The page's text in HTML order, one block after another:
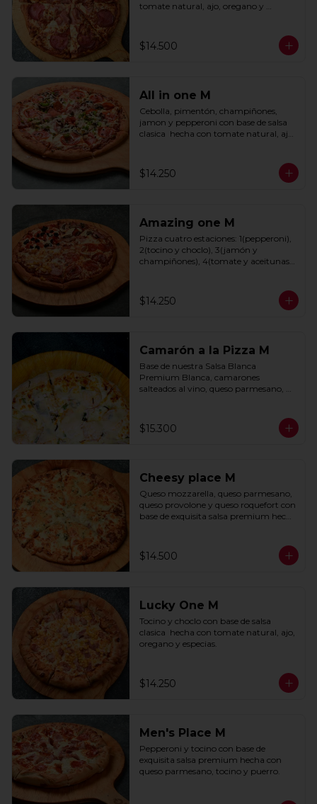
tomate natural, ajo, oregano y
$14.500
All in one M
Cebolla, pimentón, champiñones,
jamon y pepperoni con base de salsa
clasica  hecha con tomate natural, ajo,
$14.250
Amazing one M
Pizza cuatro estaciones: 1(pepperoni),
2(tocino y choclo), 3(jamón y
champiñones), 4(tomate y aceitunas
oregano y especias.
$14.250
Camarón a la Pizza M
Base de nuestra Salsa Blanca
Premium Blanca, camarones
salteados al vino, queso parmesano,
$15.300
Cheesy place M
Queso mozzarella, queso parmesano,
queso provolone y queso roquefort con
base de exquisita salsa premium hecha
$14.500
Lucky One M
Tocino y choclo con base de salsa
clasica  hecha con tomate natural, ajo,
oregano y especias.
$14.250
Men's Place M
Pepperoni y tocino con base de
exquisita salsa premium hecha con
queso parmesano, tocino y puerro.